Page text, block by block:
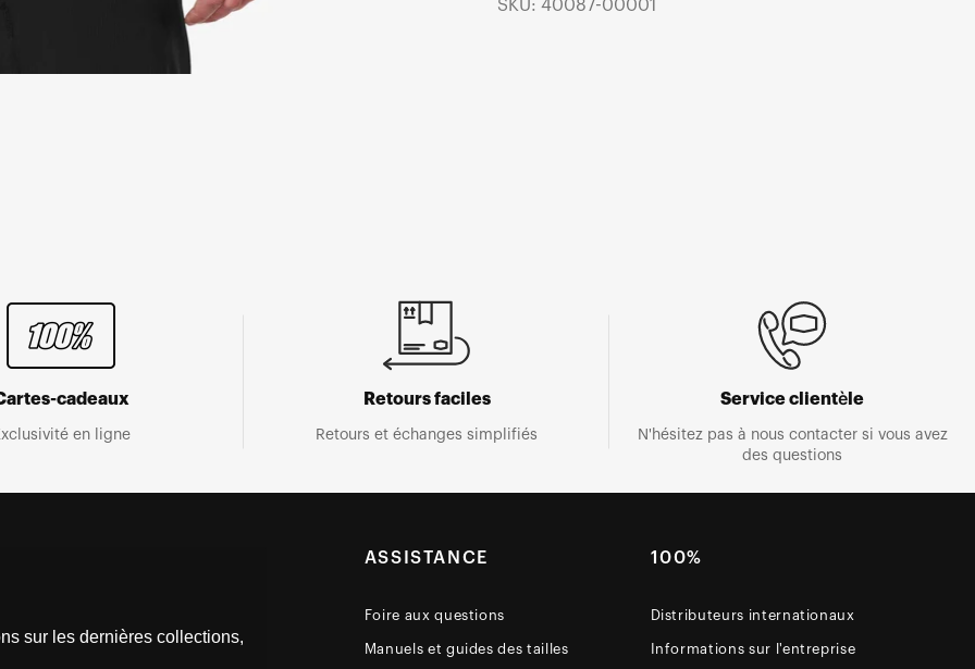
SKU: 40087-00001
cadeaux
en ligne
Retours faciles
Retours et échanges simplifiés
Service clientèle
N'hésitez pas à nous contacter si vous avez
des questions
sur les dernières collections,
ASSISTANCE
Foire aux questions
Manuels et guides des tailles
100%
Distributeurs internationaux
Informations sur l'entreprise